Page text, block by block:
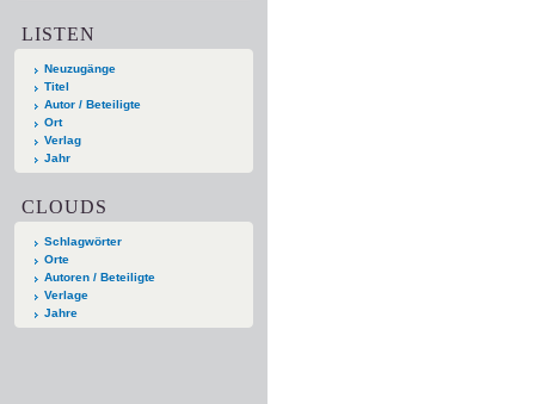
LISTEN
Neuzugänge
Titel
Autor / Beteiligte
Ort
Verlag
Jahr
CLOUDS
Schlagwörter
Orte
Autoren / Beteiligte
Verlage
Jahre